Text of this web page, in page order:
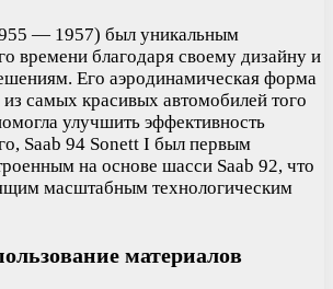
— 1957) был уникальным
времени благодаря своему дизайну и
Его аэродинамическая форма
самых красивых автомобилей того
улучшить эффективность
Saab 94 Sonett I был первым
на основе шасси Saab 92, что
масштабным технологическим
материалов